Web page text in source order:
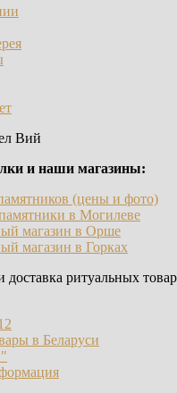
Вий
и наши магазины:
(цены и фото)
памятники в Могилеве
магазин в Орше
магазин в Горках
доставка ритуальных
в Беларуси